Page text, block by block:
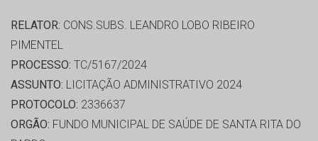
RELATOR: CONS.SUBS. LEANDRO LOBO RIBEIRO
PIMENTEL
PROCESSO: TC/5167/2024
ASSUNTO: LICITAÇÃO ADMINISTRATIVO 2024
PROTOCOLO: 2336637
ORGÃO: FUNDO MUNICIPAL DE SAÚDE DE SANTA RITA DO